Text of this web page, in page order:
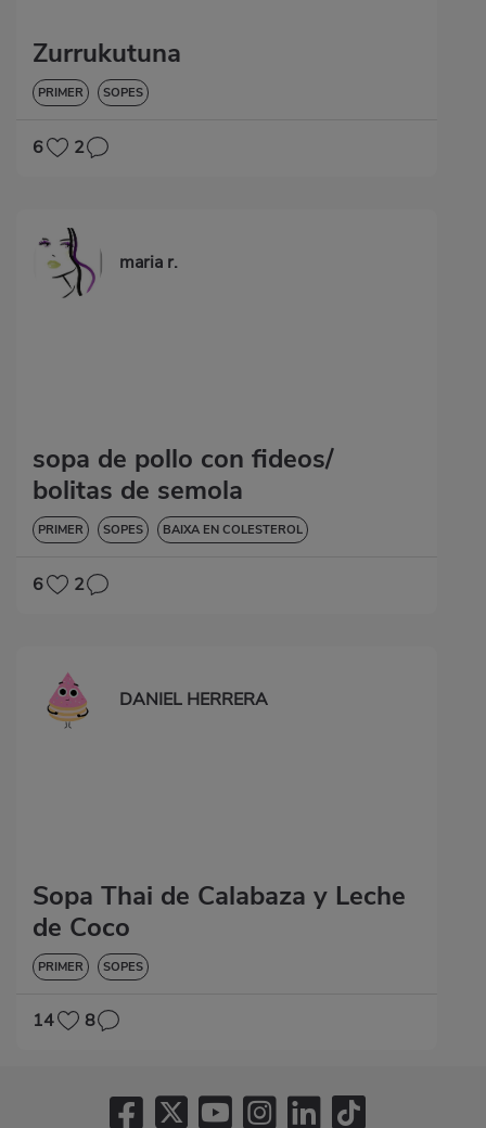
Zurrukutuna
PRIMER SOPES
6 2
maria r.
sopa de pollo con fideos/
bolitas de semola
PRIMER SOPES BAIXA EN COLESTEROL
6 2
DANIEL HERRERA
Sopa Thai de Calabaza y Leche
de Coco
PRIMER SOPES
14 8